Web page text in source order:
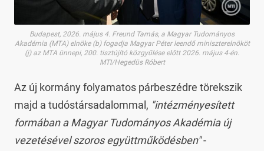
Budapest, 2026. május 4. Freund Tamás, a Magyar Tudományos
Akadémia (MTA) elnöke (b) fogadja Magyar Péter leendő miniszterelnököt
(j) az MTA ünnepi, 200. tisztújító közgyűlése előtt 2026. május 4-én.
MTI/Hegedüs Róbert
Az új kormány folyamatos párbeszédre törekszik
majd a tudóstársadalommal, "intézményesített
formában a Magyar Tudományos Akadémia új
vezetésével szoros együttműködésben"-